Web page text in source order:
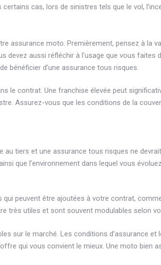
cas, lors de sinistres tels que le vol,
assurance moto. Premièrement, pensez à la
devez aussi réfléchir à l’usage que vous
bénéficier d’une assurance tous risques.
le contrat. Une franchise élevée peut
Assurez-vous que les conditions de la
tiers et une assurance tous risques ne
que l’environnement dans lequel vous
peuvent être ajoutées à votre contrat,
très utiles et sont souvent modulables selon
sur le marché. Les conditions d’assurance
qui vous convient le mieux. Une moto bien